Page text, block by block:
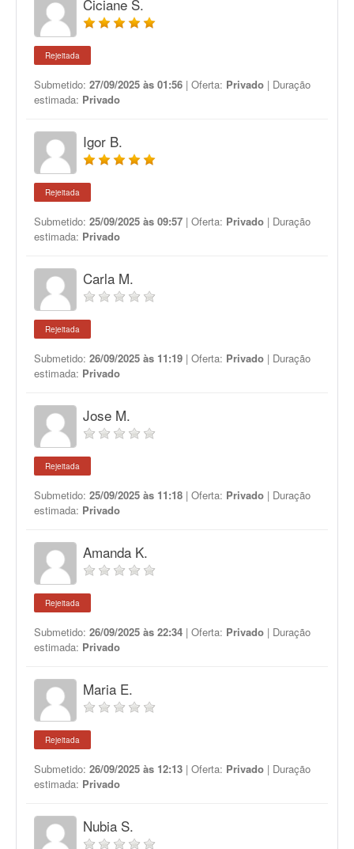
Ciciane S.
Rejeitada
Submetido: 27/09/2025 às 01:56 | Oferta: Privado | Duração
estimada: Privado
Igor B.
Rejeitada
Submetido: 25/09/2025 às 09:57 | Oferta: Privado | Duração
estimada: Privado
Carla M.
Rejeitada
Submetido: 26/09/2025 às 11:19 | Oferta: Privado | Duração
estimada: Privado
Jose M.
Rejeitada
Submetido: 25/09/2025 às 11:18 | Oferta: Privado | Duração
estimada: Privado
Amanda K.
Rejeitada
Submetido: 26/09/2025 às 22:34 | Oferta: Privado | Duração
estimada: Privado
Maria E.
Rejeitada
Submetido: 26/09/2025 às 12:13 | Oferta: Privado | Duração
estimada: Privado
Nubia S.